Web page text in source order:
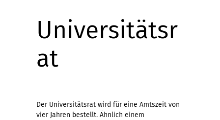
Universitätsr
at
Der Universitätsrat wird für eine Amtszeit von
vier Jahren bestellt. Ähnlich einem